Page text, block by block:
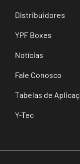
Distribuidores
YPF Boxes
Notícias
Fale Conosco
Tabelas de
Y-Tec